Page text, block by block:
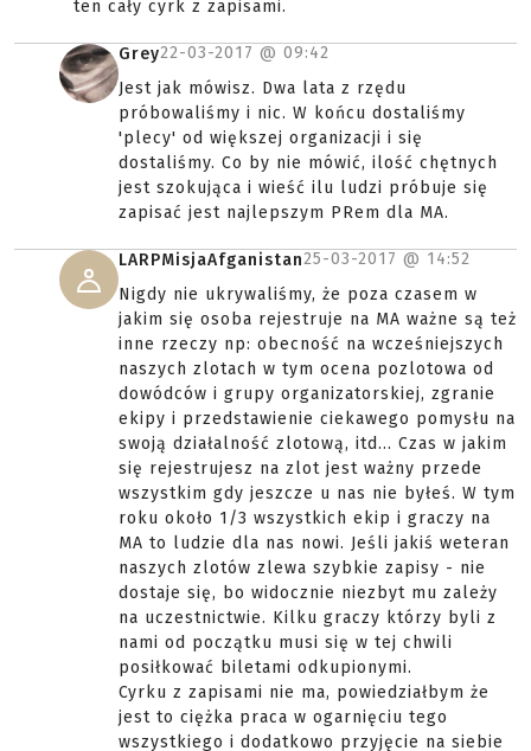
ten cały cyrk z zapisami.
Grey22-03-2017 @ 09:42
Jest jak mówisz. Dwa lata z rzędu
próbowaliśmy i nic. W końcu dostaliśmy
'plecy' od większej organizacji i się
dostaliśmy. Co by nie mówić, ilość chętnych
jest szokująca i wieść ilu ludzi próbuje się
zapisać jest najlepszym PRem dla MA.
LARPMisjaAfganistan25-03-2017 @ 14:52
Nigdy nie ukrywaliśmy, że poza czasem w
jakim się osoba rejestruje na MA ważne są też
inne rzeczy np: obecność na wcześniejszych
naszych zlotach w tym ocena pozlotowa od
dowódców i grupy organizatorskiej, zgranie
ekipy i przedstawienie ciekawego pomysłu na
swoją działalność zlotową, itd... Czas w jakim
się rejestrujesz na zlot jest ważny przede
wszystkim gdy jeszcze u nas nie byłeś. W tym
roku około 1/3 wszystkich ekip i graczy na
MA to ludzie dla nas nowi. Jeśli jakiś weteran
naszych zlotów zlewa szybkie zapisy - nie
dostaje się, bo widocznie niezbyt mu zależy
na uczestnictwie. Kilku graczy którzy byli z
nami od początku musi się w tej chwili
posiłkować biletami odkupionymi.
Cyrku z zapisami nie ma, powiedziałbym że
jest to ciężka praca w ogarnięciu tego
wszystkiego i dodatkowo przyjęcie na siebie